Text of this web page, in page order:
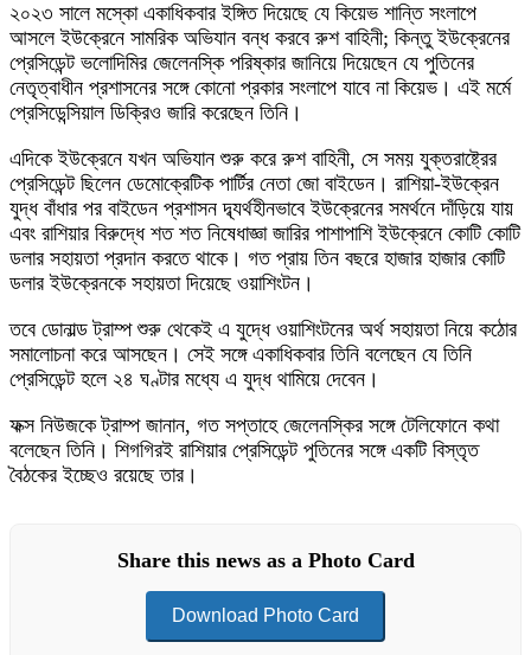
২০২৩ সালে মস্কো একাধিকবার ইঙ্গিত দিয়েছে যে কিয়েভ শান্তি সংলাপে
আসলে ইউক্রেনে সামরিক অভিযান বন্ধ করবে রুশ বাহিনী; কিন্তু ইউক্রেনের
প্রেসিডেন্ট ভলোদিমির জেলেনস্কি পরিষ্কার জানিয়ে দিয়েছেন যে পুতিনের
নেতৃত্বাধীন প্রশাসনের সঙ্গে কোনো প্রকার সংলাপে যাবে না কিয়েভ। এই মর্মে
প্রেসিডেন্সিয়াল ডিক্রিও জারি করেছেন তিনি।
এদিকে ইউক্রেনে যখন অভিযান শুরু করে রুশ বাহিনী, সে সময় যুক্তরাষ্ট্রের
প্রেসিডেন্ট ছিলেন ডেমোক্রেটিক পার্টির নেতা জো বাইডেন। রাশিয়া-ইউক্রেন
যুদ্ধ বাঁধার পর বাইডেন প্রশাসন দ্ব্যর্থহীনভাবে ইউক্রেনের সমর্থনে দাঁড়িয়ে যায়
এবং রাশিয়ার বিরুদ্ধে শত শত নিষেধাজ্ঞা জারির পাশাপাশি ইউক্রেনে কোটি কোটি
ডলার সহায়তা প্রদান করতে থাকে। গত প্রায় তিন বছরে হাজার হাজার কোটি
ডলার ইউক্রেনকে সহায়তা দিয়েছে ওয়াশিংটন।
তবে ডোনাল্ড ট্রাম্প শুরু থেকেই এ যুদ্ধে ওয়াশিংটনের অর্থ সহায়তা নিয়ে কঠোর
সমালোচনা করে আসছেন। সেই সঙ্গে একাধিকবার তিনি বলেছেন যে তিনি
প্রেসিডেন্ট হলে ২৪ ঘণ্টার মধ্যে এ যুদ্ধ থামিয়ে দেবেন।
ফক্স নিউজকে ট্রাম্প জানান, গত সপ্তাহে জেলেনস্কির সঙ্গে টেলিফোনে কথা
বলেছেন তিনি। শিগগিরই রাশিয়ার প্রেসিডেন্ট পুতিনের সঙ্গে একটি বিস্তৃত
বৈঠকের ইচ্ছেও রয়েছে তার।
Share this news as a Photo Card
Download Photo Card